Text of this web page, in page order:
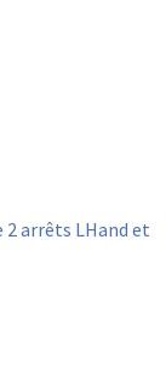
arrêts LHand et